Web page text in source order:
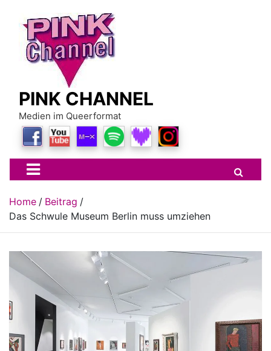
content
PINK CHANNEL
Medien im Queerformat
Home
Beitrag
Das Schwule Museum Berlin muss umziehen